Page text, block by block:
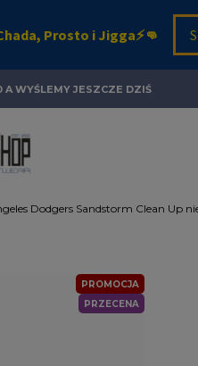
WYŚLEMY JESZCZE DZIŚ
Dodgers Sandstorm Clean Up
PROMOCJA
PRZECENA